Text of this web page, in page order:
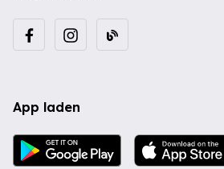
App laden